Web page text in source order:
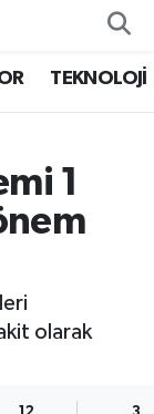
TEKNOLOJİ
1
olarak